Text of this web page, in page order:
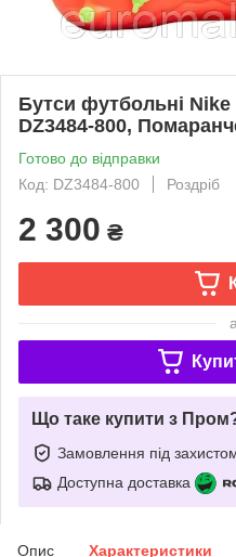
Бутси футбольні
DZ3484-800,
Готово до відправки
Код: DZ3484-800
Роздріб
2 300 ₴
Що таке купити з
Замовлення під
Доступна доставка
Опис Характеристики